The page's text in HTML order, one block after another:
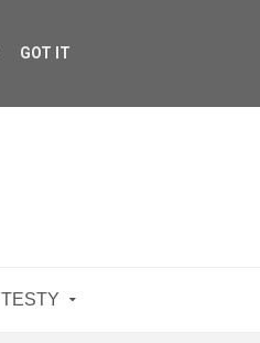
TESTY
GOT IT